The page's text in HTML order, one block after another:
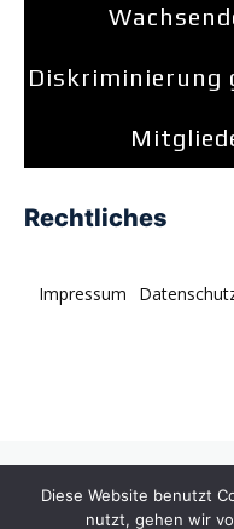
Diskriminierung
Rechtliches
Impressum
multipurpose Prebuilt
Diese Website benutzt
nutzt, gehen wir